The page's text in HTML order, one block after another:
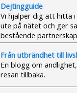
Dejtingguide
Vi hjälper dig att hitta
ute på nätet och ger
bestående
Från utbrändhet till
En blogg om
resan tillbaka.